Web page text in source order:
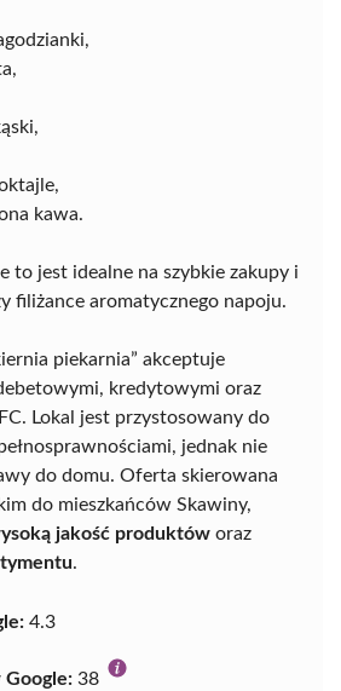
kawa.
to jest idealne na szybkie zakupy i
filiżance aromatycznego napoju.
piekarnia” akceptuje
kredytowymi oraz
Lokal jest przystosowany do
jednak nie
do domu. Oferta skierowana
do mieszkańców Skawiny,
jakość produktów oraz
.
4.3
Google: 38